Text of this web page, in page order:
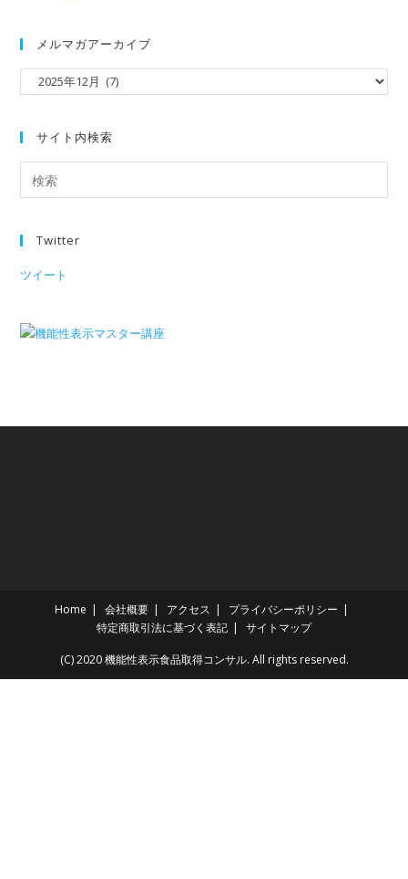
メルマガアーカイブ
サイト内検索
Twitter
ツイート
Home 会社概要 アクセス
プライバシーポリシー
特定商取引法に基づく表記
サイトマップ
(C) 2020 機能性表示食品取得コンサル. All rights reserved.